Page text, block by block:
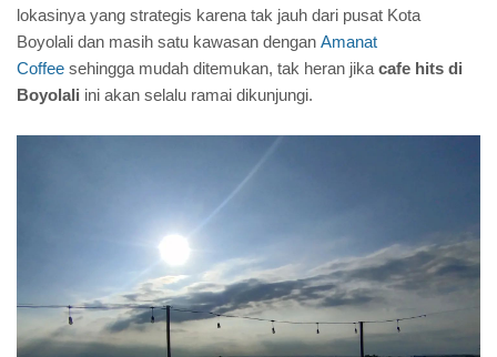
lokasinya yang strategis karena tak jauh dari pusat Kota
Boyolali dan masih satu kawasan dengan Amanat
Coffee sehingga mudah ditemukan, tak heran jika cafe hits di
Boyolali ini akan selalu ramai dikunjungi.